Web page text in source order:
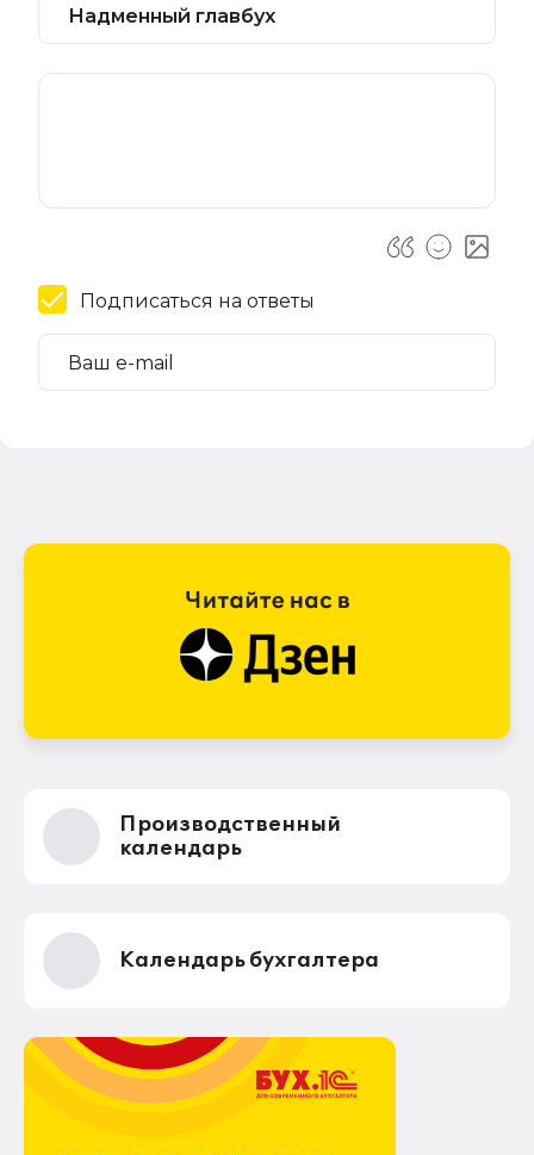
Подписаться на ответы
Производственный
календарь
Календарь бухгалтера